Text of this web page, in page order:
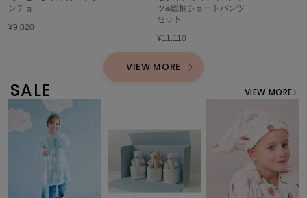
le
LeSportsac
レスポートサック
LILY BROWN
リリーブラウン
LILY BROWN Lingerie
リリーブラウンランジェリー
ンチョ
¥9,020
ツ&総柄ショートパンツ
セット
¥11,110
VIEW MORE
SALE VIEW MORE